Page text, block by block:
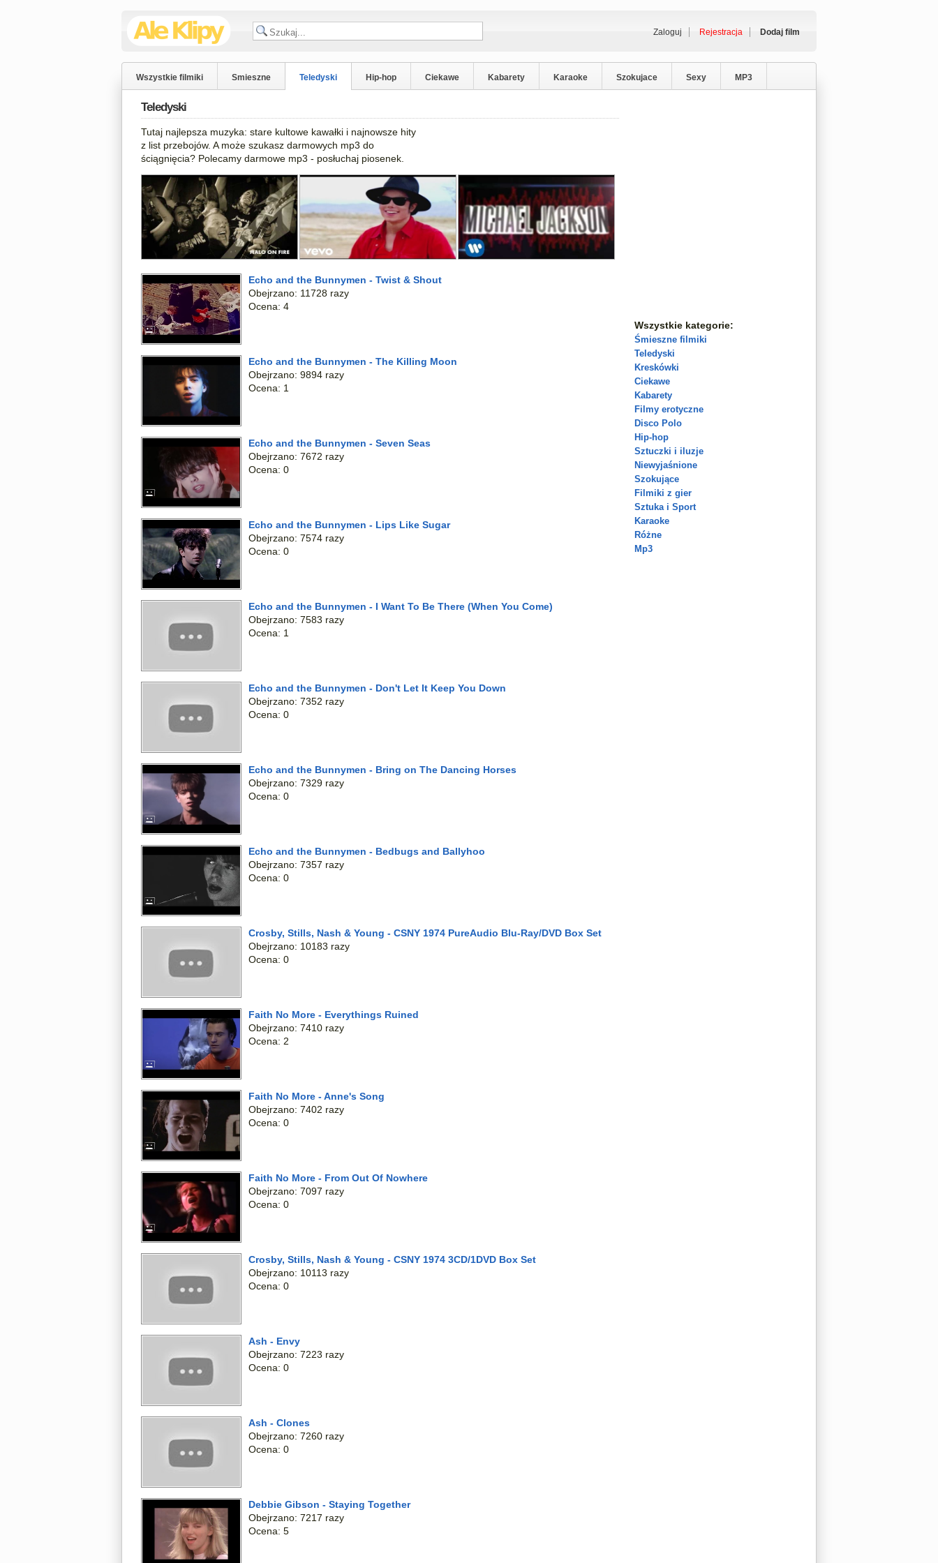
Zaloguj Rejestracja Dodaj film
Wszystkie filmiki Smieszne Teledyski Hip-hop Ciekawe Kabarety Karaoke Szokujace Sexy MP3
Teledyski
Tutaj najlepsza muzyka: stare kultowe kawałki i najnowsze hity
z list przebojów. A może szukasz darmowych mp3 do
ściągnięcia? Polecamy darmowe mp3 - posłuchaj piosenek.
Echo and the Bunnymen - Twist & Shout
Obejrzano: 11728 razy
Ocena: 4
Echo and the Bunnymen - The Killing Moon
Obejrzano: 9894 razy
Ocena: 1
Echo and the Bunnymen - Seven Seas
Obejrzano: 7672 razy
Ocena: 0
Echo and the Bunnymen - Lips Like Sugar
Obejrzano: 7574 razy
Ocena: 0
Echo and the Bunnymen - I Want To Be There (When You Come)
Obejrzano: 7583 razy
Ocena: 1
Echo and the Bunnymen - Don't Let It Keep You Down
Obejrzano: 7352 razy
Ocena: 0
Echo and the Bunnymen - Bring on The Dancing Horses
Obejrzano: 7329 razy
Ocena: 0
Echo and the Bunnymen - Bedbugs and Ballyhoo
Obejrzano: 7357 razy
Ocena: 0
Crosby, Stills, Nash & Young - CSNY 1974 PureAudio Blu-Ray/DVD Box Set
Obejrzano: 10183 razy
Ocena: 0
Faith No More - Everythings Ruined
Obejrzano: 7410 razy
Ocena: 2
Faith No More - Anne's Song
Obejrzano: 7402 razy
Ocena: 0
Faith No More - From Out Of Nowhere
Obejrzano: 7097 razy
Ocena: 0
Crosby, Stills, Nash & Young - CSNY 1974 3CD/1DVD Box Set
Obejrzano: 10113 razy
Ocena: 0
Ash - Envy
Obejrzano: 7223 razy
Ocena: 0
Ash - Clones
Obejrzano: 7260 razy
Ocena: 0
Debbie Gibson - Staying Together
Obejrzano: 7217 razy
Ocena: 5
Wszystkie kategorie:
Śmieszne filmiki
Teledyski
Kreskówki
Ciekawe
Kabarety
Filmy erotyczne
Disco Polo
Hip-hop
Sztuczki i iluzje
Niewyjaśnione
Szokujące
Filmiki z gier
Sztuka i Sport
Karaoke
Różne
Mp3